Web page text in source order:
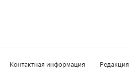
Контактная информация Редакция